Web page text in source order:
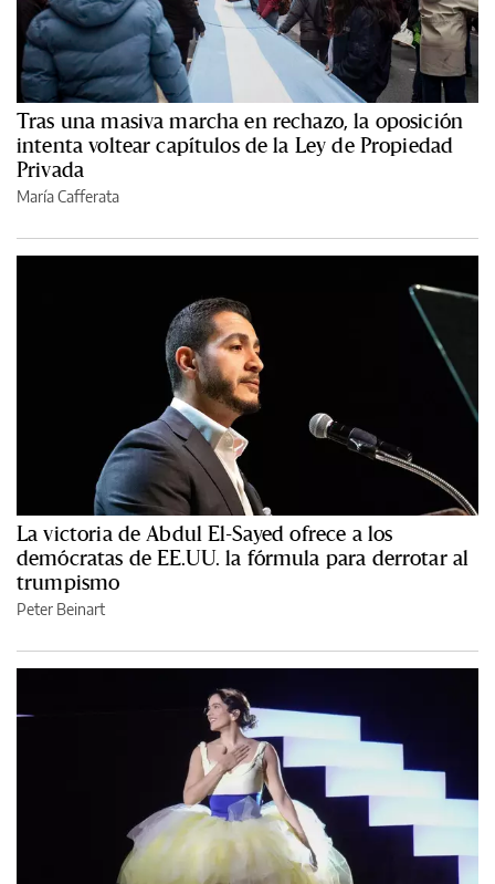
Tras una masiva marcha en rechazo, la oposición
intenta voltear capítulos de la Ley de Propiedad
Privada
María Cafferata
La victoria de Abdul El-Sayed ofrece a los
demócratas de EE.UU. la fórmula para derrotar al
trumpismo
Peter Beinart